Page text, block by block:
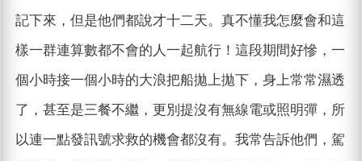
記下來，但是他們都說才十二天。真不懂我怎麼會和這
樣一群連算數都不會的人一起航行！這段期間好慘，一
個小時接一個小時的大浪把船拋上拋下，身上常常濕透
了，甚至是三餐不繼，更別提沒有無線電或照明彈，所
以連一點發訊號求救的機會都沒有。我常告訴他們，駕